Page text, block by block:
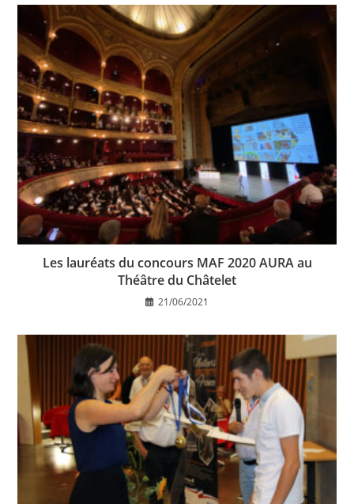
Les lauréats du concours MAF 2020 AURA au
Théâtre du Châtelet
21/06/2021